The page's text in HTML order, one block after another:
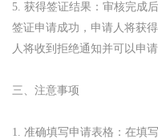
5. 获得签证结果：审核完成
签证申请成功，申请人将获
人将收到拒绝通知并可以申
三、注意事项
1. 准确填写申请表格：在填